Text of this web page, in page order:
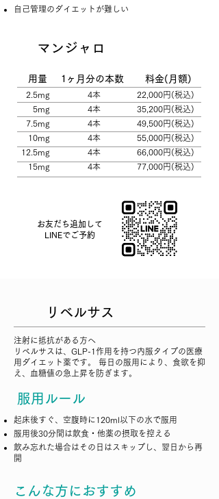
自己管理のダイエットが難しい
マンジャロ
用量 1ヶ月分の本数 料金(月額)
22,000円(税込)
35,200円(税込)
49,500円(税込)
55,000円(税込)
66,000円(税込)
77,000円(税込)
4本
4本
4本
4本
4本
4本
2.5mg
5mg
7.5mg
10mg
12.5mg
15mg
お友だち追加して
​LINEでご予約
リベルサス
注射に抵抗がある方へ
リベルサスは、GLP-1作用を持つ内服タイプの医療
用ダイエット薬です。 毎日の服用により、食欲を抑
え、血糖値の急上昇を防ぎます。
服用ルール
起床後すぐ、空腹時に120ml以下の水で服用
服用後30分間は飲食・他薬の摂取を控える
飲み忘れた場合はその日はスキップし、翌日から再
開
こんな方におすすめ